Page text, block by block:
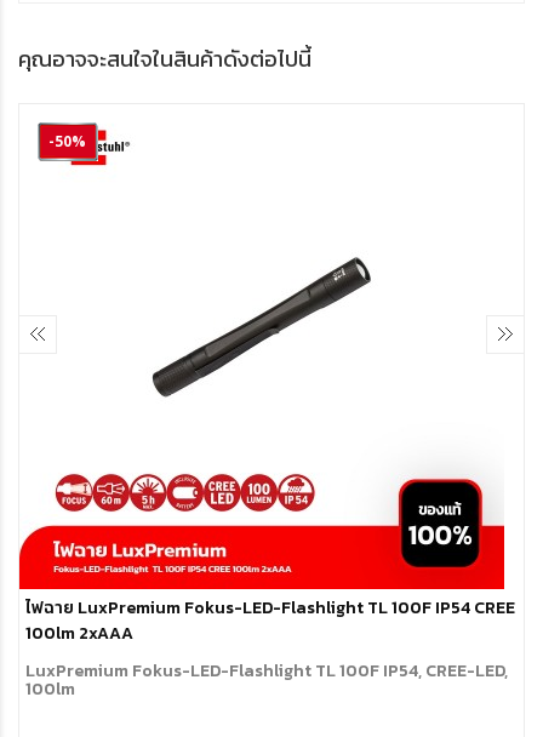
คุณอาจจะสนใจในสินค้าดังต่อไปนี้
-50%
ไฟฉาย LuxPremium Fokus-LED-Flashlight TL 100F IP54 CREE
100lm 2xAAA
LuxPremium Fokus-LED-Flashlight TL 100F IP54, CREE-LED,
100lm